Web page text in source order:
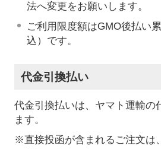
法へ変更をお願いします。
ご利用限度額はGMO後払い
込）です。
代金引換払い
代金引換払いは、ヤマト運輸の
ます。
※直接投函が含まれるご注文は